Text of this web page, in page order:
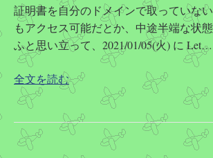
証明書を自分のドメインで取っていな
もアクセス可能だとか、中途半端な状態
ふと思い立って、2021/01/05(火) に Let…
全文を読む